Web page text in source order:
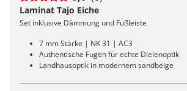
Laminat Tajo Eiche
Set inklusive Dämmung und Fußleiste
7 mm Stärke | NK 31 | AC3
Authentische Fugen für echte Dielenoptik
Landhausoptik in modernem sandbeige